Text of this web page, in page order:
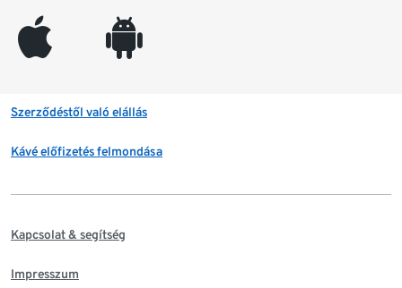
appleinc android
Szerződéstől való elállás
Kávé előfizetés felmondása
Kapcsolat & segítség
Impresszum